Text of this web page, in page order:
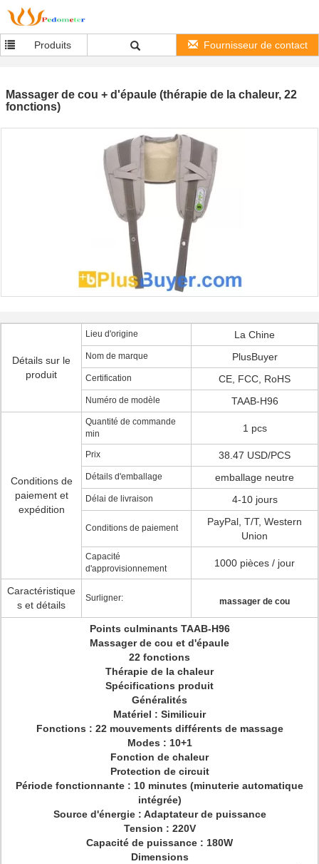
Produits Fournisseur de contact
Massager de cou + d'épaule (thérapie de la chaleur, 22
fonctions)
Détails sur le
produit
Lieu d'origine La Chine
Nom de marque PlusBuyer
Certification CE, FCC, RoHS
Numéro de modèle TAAB-H96
Conditions de
paiement et
expédition
Quantité de commande
min
1 pcs
Prix 38.47 USD/PCS
Détails d'emballage emballage neutre
Délai de livraison 4-10 jours
Conditions de paiement
PayPal, T/T, Western
Union
Capacité
d'approvisionnement
1000 pièces / jour
Caractéristique
s et détails
Surligner: massager de cou
Points culminants TAAB-H96
Massager de cou et d'épaule
22 fonctions
Thérapie de la chaleur
Spécifications produit
Généralités
Matériel : Similicuir
Fonctions : 22 mouvements différents de massage
Modes : 10+1
Fonction de chaleur
Protection de circuit
Période fonctionnante : 10 minutes (minuterie automatique
intégrée)
Source d'énergie : Adaptateur de puissance
Tension : 220V
Capacité de puissance : 180W
Dimensions